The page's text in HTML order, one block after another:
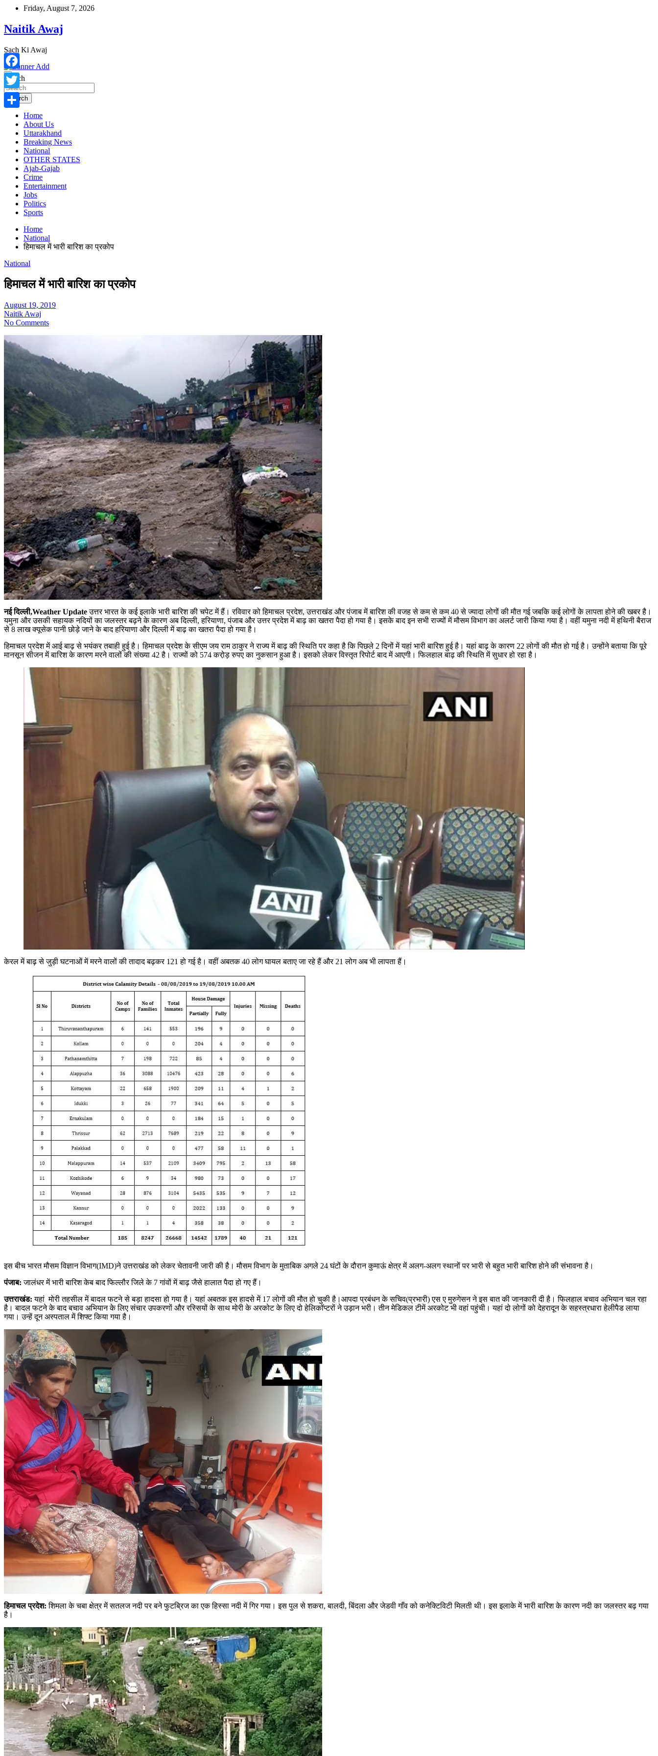
Skip
content
Friday, August 7, 2026
Naitik Awaj
Sach Ki Awaj
Search
Search
Home
About Us
Uttarakhand
Breaking News
National
OTHER STATES
Ajab-Gajab
Crime
Entertainment
Jobs
Politics
Sports
Home
National
हिमाचल में भारी बारिश का प्रकोप
National
हिमाचल में भारी बारिश का प्रकोप
August 19, 2019
Naitik Awaj
No Comments
नई दिल्ली,Weather Updateउत्तर भारत के कई इलाके भारी बारिश की चपेट में हैं। रविवार को हिमाचल प्रदेश, उत्तराखंड और पंजाब में बारिश की वजह से कम से कम 40 से ज्यादा लोगों की मौत गई जबकि कई लोगों के लापता होने की खबर है।
यमुना और उसकी सहायक नदियों का जलस्तर बढ़ने के कारण अब दिल्ली, हरियाणा, पंजाब और उत्तर प्रदेश में बाढ़ का खतरा पैदा हो गया है। इसके बाद इन सभी राज्यों में मौसम विभाग का अलर्ट जारी किया गया है। वहीं यमुना नदी में हथिनी बैराज
से 8 लाख क्यूसेक पानी छोड़े जाने के बाद हरियाणा और दिल्ली में बाढ़ का खतरा पैदा हो गया है।
हिमाचल प्रदेश में आई बाढ़ से भयंकर तबाही हुई है। हिमाचल प्रदेश के सीएम जय राम ठाकुर ने राज्य में बाढ़ की स्थिति पर कहा है कि पिछले 2 दिनों में यहां भारी बारिश हुई है। यहां बाढ़ के कारण 22 लोगों की मौत हो गई है। उन्होंने बताया कि पूरे
मानसून सीजन में बारिश के कारण मरने वालों की संख्या 42 है। राज्यों को 574 करो़ड़ रुपए का नुकसान हुआ है। इसको लेकर विस्तृत रिपोर्ट बाद में आएगी। फिलहाल बाढ़ की स्थिति में सुधार हो रहा है।
केरल में बाढ़ से जुड़ी घटनाओं में मरने वालों की तादाद बढ़कर 121 हो गई है। वहीं अबतक 40 लोग घायल बताए जा रहे हैं और 21 लोग अब भी लापता हैं।
इस बीच भारत मौसम विज्ञान विभाग(IMD)ने उत्तराखंड को लेकर चेतावनी जारी की है। मौसम विभाग के मुताबिक अगले 24 घंटों के दौरान कुमाऊं क्षेत्र में अलग-अलग स्थानों पर भारी से बहुत भारी बारिश होने की संभावना है।
पंजाब: जालंधर में भारी बारिश केब बाद फिल्लौर जिले के 7 गांवों में बाढ़ जैसे हालात पैदा हो गए हैं।
उत्तराखंड: यहां मोरी तहसील में बादल फटने से बड़ा हादसा हो गया है। यहां अबतक इस हादसे में 17 लोगों की मौत हो चुकी है।आपदा प्रबंधन के सचिव(प्रभारी) एस ए मुरुगेसन ने इस बात की जानकारी दी है। फिलहाल बचाव अभियान चल रहा
है। बादल फटने के बाद बचाव अभियान के लिए संचार उपकरणों और रस्सियों के साथ मोरी के अरकोट के लिए दो हेलिकॉप्टरों ने उड़ान भरी। तीन मेडिकल टीमें अरकोट भी वहां पहुंची। यहां दो लोगों को देहरादून के सहस्त्रधारा हेलीपैड लाया
गया। उन्हें दून अस्पताल में शिफ्ट किया गया है।
हिमाचल प्रदेश:शिमला के चबा क्षेत्र में सतलज नदी पर बने फुटब्रिज का एक हिस्सा नदी में गिर गया। इस पुल से शकरा, बालदी, बिंदला और जेडवी गाँव को कनेक्टिविटी मिलती थी। इस इलाके में भारी बारिश के कारण नदी का जलस्तर बढ़ गया
है।
Facebook
Twitter
Share